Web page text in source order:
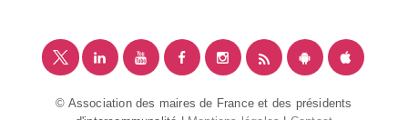
© Association des maires de France et des présidents